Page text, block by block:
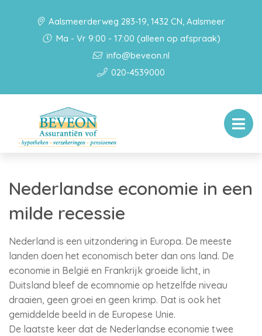
Aalsmeerderweg 283-19, 1432 CN, Aalsmeer
Ma - Vr 9:00 - 17:00 (alleen op afspraak)
info@beveon.nl
020-4539000
Nederlandse economie in een
milde recessie
Nederland is een uitzondering in Europa. De meeste
landen doen het economisch beter dan ons land. De
economie in België en Frankrijk groeide licht, in
Duitsland bleef de ecomnomie op hetzelfde niveau
draaien, geen groei en geen krimp. Dat is ook het
gemiddelde beeld in de Europese Unie.
De laatste keer dat de Nederlandse economie twee